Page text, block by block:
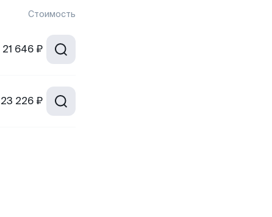
Стоимость
21 646 ₽
23 226 ₽